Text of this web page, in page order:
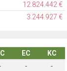
12.824.442 €
3.244.927 €
EC
KC
-
-